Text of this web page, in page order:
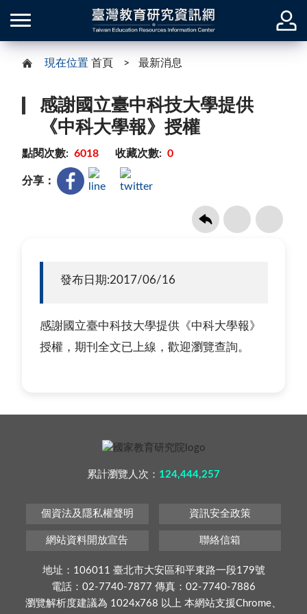
現在位置 首頁 最新消息
感謝國立臺中科技大學提供
《中科大學報》授權
點閱次數: 6018 收藏次數: 0
分享：
發布日期:2017/06/16
感謝國立臺中科技大學提供《中科大學報》
授權，期刊全文已上線，歡迎瀏覽查詢。
累計瀏覽人次： 124,444,257
個資法及隱私權聲明 資訊安全政策
網站資料開放宣告 聯絡信箱
地址：106011 臺北市大安區和平東路一段179號
電話：02-7740-7877 傳真：02-7740-7886
瀏覽解析度建議為 1024x768 以上 本網站支援Chrome、